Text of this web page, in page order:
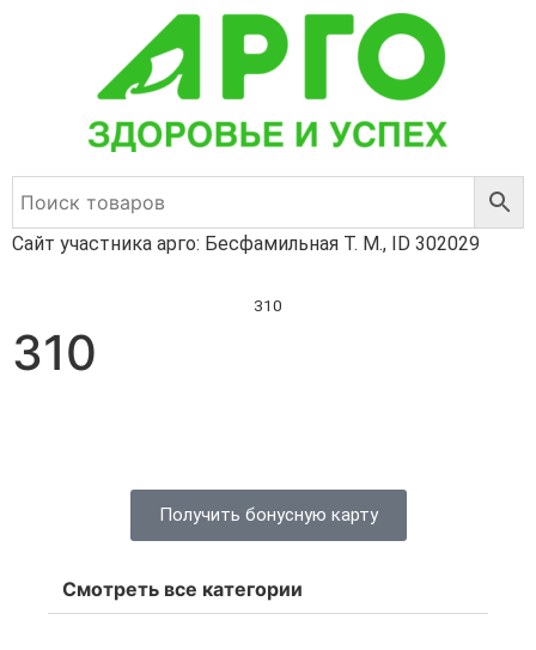
Сайт участника арго: Бесфамильная Т. М., ID 302029
310
310
Получить бонусную карту
Смотреть все категории